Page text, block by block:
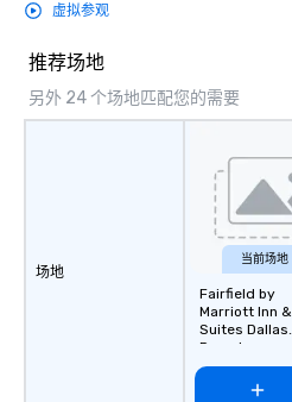
虚拟参观
推荐场地
另外 24 个场地匹配您的需要
场地
当前场地
Fairfield by
Marriott Inn &
Suites Dallas
Downtown